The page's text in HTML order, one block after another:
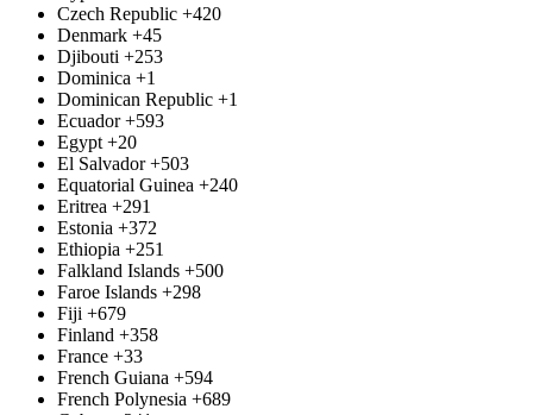
Czech Republic +420
Denmark +45
Djibouti +253
Dominica +1
Dominican Republic +1
Ecuador +593
Egypt +20
El Salvador +503
Equatorial Guinea +240
Eritrea +291
Estonia +372
Ethiopia +251
Falkland Islands +500
Faroe Islands +298
Fiji +679
Finland +358
France +33
French Guiana +594
French Polynesia +689